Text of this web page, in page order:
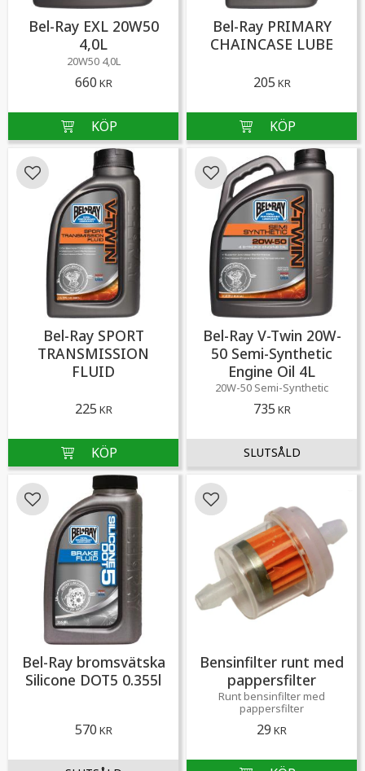
Bel-Ray EXL 20W50
4,0L
20W50 4,0L
660 KR
Bel-Ray PRIMARY
CHAINCASE LUBE
205 KR
Bel-Ray SPORT
TRANSMISSION
FLUID
225 KR
Lägg till i favoriter
Bel-Ray V-Twin 20W-
50 Semi-Synthetic
Engine Oil 4L
20W-50 Semi-Synthetic
735 KR
Lägg till i favoriter
Bel-Ray bromsvätska
Silicone DOT5 0.355l
570 KR
Lägg till i favoriter
Bensinfilter runt med
pappersfilter
Runt bensinfilter med
pappersfilter
29 KR
Lägg till i favoriter